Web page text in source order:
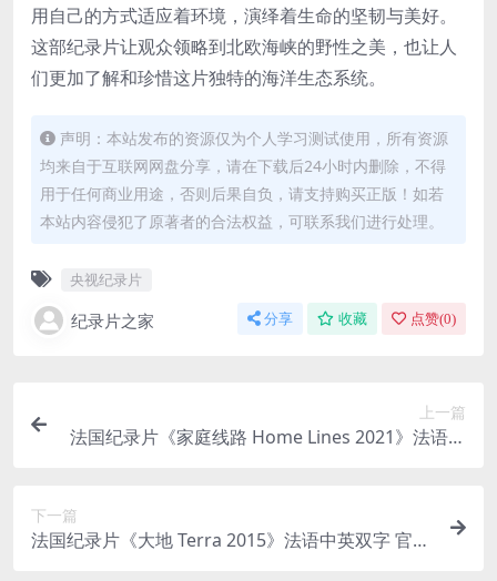
用自己的方式适应着环境，演绎着生命的坚韧与美好。
这部纪录片让观众领略到北欧海峡的野性之美，也让人
们更加了解和珍惜这片独特的海洋生态系统。
声明：本站发布的资源仅为个人学习测试使用，所有资源
均来自于互联网网盘分享，请在下载后24小时内删除，不得
用于任何商业用途，否则后果自负，请支持购买正版！如若
本站内容侵犯了原著者的合法权益，可联系我们进行处理。
央视纪录片
纪录片之家 分享 收藏 点赞(0)
上一篇
法国纪录片《家庭线路 Home Lines 2021》法语中
下一篇
法国纪录片《大地 Terra 2015》法语中英双字 官方